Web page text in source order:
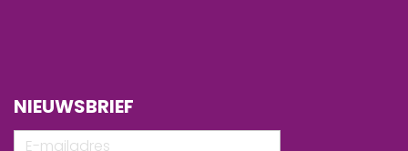
NIEUWSBRIEF